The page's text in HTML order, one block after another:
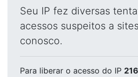
Seu IP fez diversas
acessos suspeitos a
conosco.
Para liberar o acesso do IP